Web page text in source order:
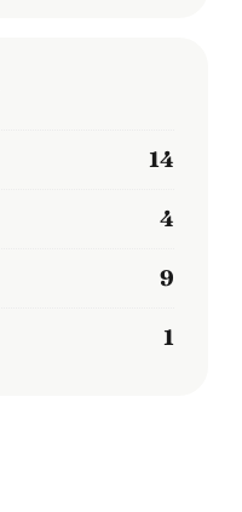
14
4
9
1